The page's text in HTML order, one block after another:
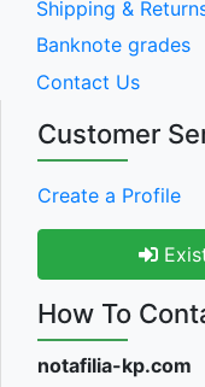
Shipping &
Banknote grades
Contact Us
Customer
Create a Profile
How To
notafilia-kp.com